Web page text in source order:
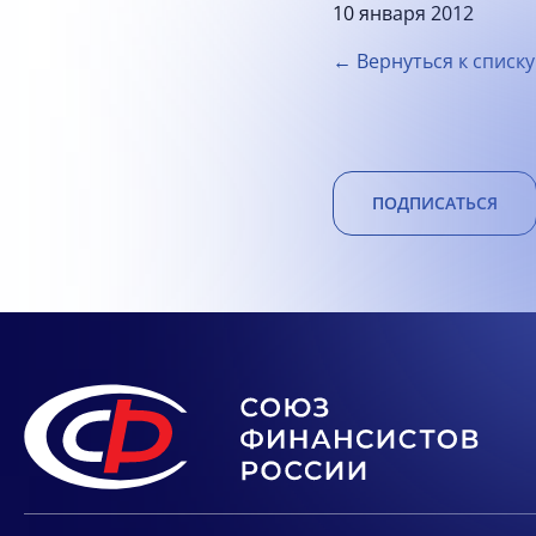
10 января 2012
← Вернуться к списку
ПОДПИСАТЬСЯ